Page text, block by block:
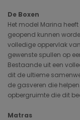
De Boxen
Het model Marina
geopend kunnen
volledige oppervlak
gewenste spullen op
Bestaande uit een
dit de ultieme
de gasveren die
opbergruimte die dit
Matras